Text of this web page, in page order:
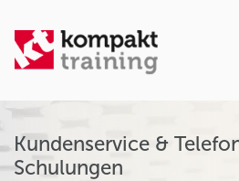
Kundenservice &
Schulungen